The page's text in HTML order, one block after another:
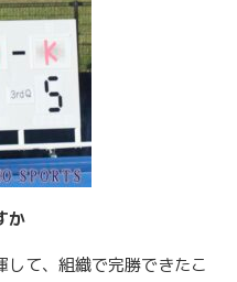
か
て、組織で完勝できたこ